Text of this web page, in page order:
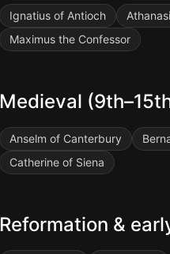
Ignatius of Antioch
Maximus the Confessor
Medieval
Anselm of Canterbury
Catherine of Siena
Reformation &